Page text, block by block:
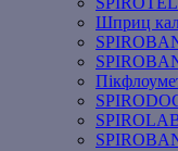
Шприц